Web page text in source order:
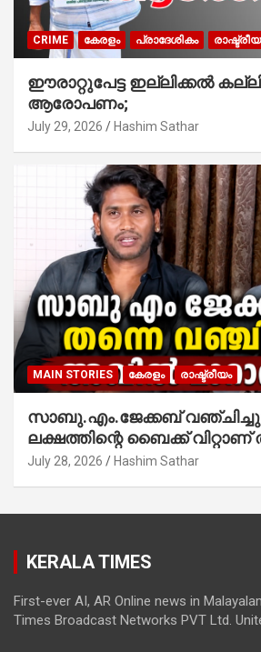
CRIME കേരളം പ്രാദേശികം
ഈരാറ്റുപേട്ട ഇല്ലിക്കൽ കല്ലിൽ
ആരോപണം;
July 29, 2026 Hashim Sathar
MAIN STORIES കേരളം രാഷ്ട്രീയം
സാബു.എം.ജേക്കബ് വഞ്ചിച്ചു;
ലക്ഷത്തിന്റെ ബൈക്ക് വിറ്റാണ്
മത്സരിച്ചത്! പ്രചാരണത്തിന്
അഖില്‍ മാരാര്‍ ട്വന്റി 20 വിട്ടു
July 28, 2026 Hashim Sathar
KERALA TIMES
First-ever AI, AR Online news in
Times Broadcast Networks PVT Ltd.